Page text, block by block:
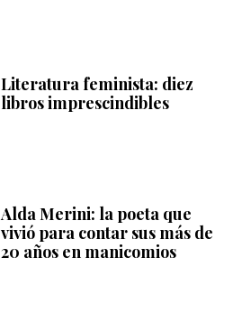
Literatura feminista: diez
libros imprescindibles
Alda Merini: la poeta que
vivió para contar sus más de
20 años en manicomios